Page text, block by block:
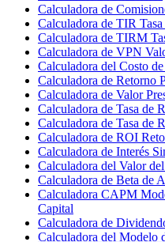
Calculadora de
Calculadora de TIR
Calculadora de TIRM
Calculadora de VPN
Calculadora del Costo
Calculadora de Retorno
Calculadora de Valor
Calculadora de Tasa de
Calculadora de Tasa de
Calculadora de ROI
Calculadora de Interés
Calculadora del Valor
Calculadora de Beta de
Calculadora CAPM
Capital
Calculadora de
Calculadora del Modelo